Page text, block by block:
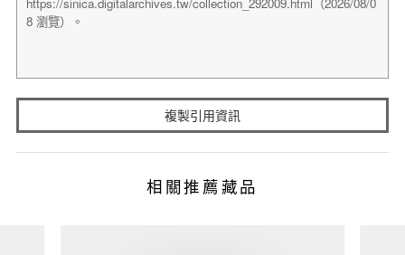
複製引用資訊
相關推薦藏品